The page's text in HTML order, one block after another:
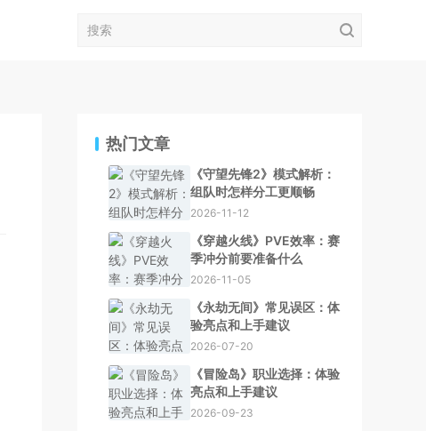
热门文章
《守望先锋2》模式解析：
组队时怎样分工更顺畅
2026-11-12
《穿越火线》PVE效率：赛
季冲分前要准备什么
2026-11-05
《永劫无间》常见误区：体
验亮点和上手建议
2026-07-20
《冒险岛》职业选择：体验
亮点和上手建议
2026-09-23